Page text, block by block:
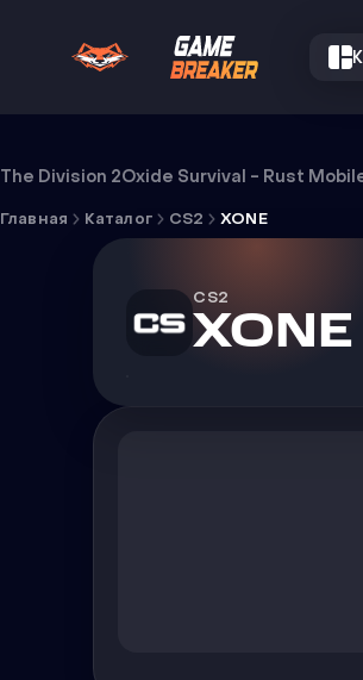
The Division 2Oxide Survival - Rust
Главная Каталог CS2 XONE
CS2
XONE